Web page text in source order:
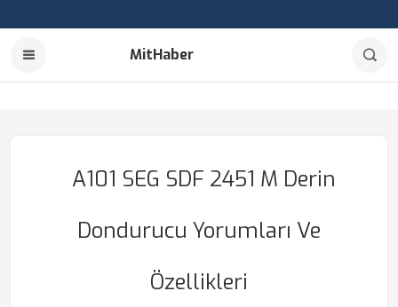
MitHaber
A101 SEG SDF 2451 M Derin
Dondurucu Yorumları Ve
Özellikleri